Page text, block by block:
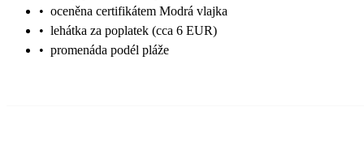
• oceněna certifikátem Modrá vlajka
• lehátka za poplatek (cca 6 EUR)
• promenáda podél pláže